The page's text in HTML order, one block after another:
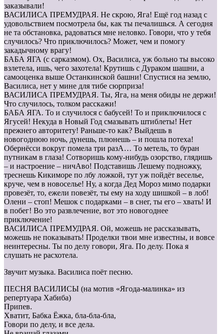
заказывали!
ВАСИЛИСА ПРЕМУДРАЯ. Не скрою, Яга! Ещё год назад с
удовольствием посмотрела бы, как ты печалишься. А сегодня
не та обстановка, радоваться мне неловко. Говори, что у тебя
случилось? Что приключилось? Может, чем и помогу
закадычному врагу!
БАБА ЯГА (с сарказмом). Ох, Василиса, уж больно ты высоко
взлетела, ишь, чего захотела! Крутишь с Дураком шашни, а
самооценка выше Останкинской башни! Спустися на землю,
Василиса, нет у мине для тибе сюрприза!
ВАСИЛИСА ПРЕМУДРАЯ. Ты, Яга, на меня обиды не держи!
Что случилось, толком расскажи!
БАБА ЯГА. То и случилося с бабусей! То и приключилося с
Ягусей! Некуда в Новый Год смазывать штиблеты! Нет
прежнего авторитету! Раньше-то как? Выйдешь в
новогоднюю ночь, дунешь, плюнешь – и пошла потеха!
Обернёсси вокруг помела три разА… То метель, то буран
путникам в глаза! Сотворишь кому-нибудь озорство, глядишь
– и настроение – ничАво! Подставишь Лешему подножку,
треснешь Кикиморе по лбу ложкой, тут уж пойдёт веселье,
круче, чем в новоселье! Ну, а когда Дед Мороз мимо подарки
провезёт, то, ежели повезёт, ты ему на ходу шишкой – в лоб!
Олени – стоп! Мешок с подарками – в снег, ты его – хвать! И
в побег! Во это развлечение, вот это новогоднее
приключение!
ВАСИЛИСА ПРЕМУДРАЯ. Ой, можешь не рассказывать,
можешь не показывать! Проделки твои мне известны, и вовсе
неинтересны. Ты по делу говори, Яга. По делу. Пока я
слушать не расхотела.
Звучит музыка. Василиса поёт песню.
ПЕСНЯ ВАСИЛИСЫ (на мотив «Ягода-малинка» из
репертуара Хабиба)
Припев.
Хватит, Бабка Ёжка, бла-бла-бла,
Говори по делу, и все дела.